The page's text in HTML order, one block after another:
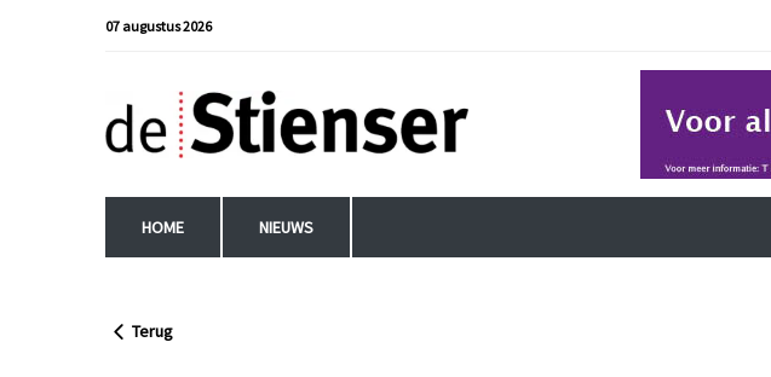
07 augustus 2026
HOME NIEUWS
Terug